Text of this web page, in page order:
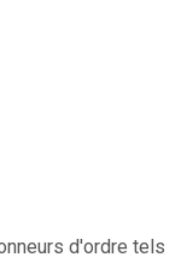
d'ordre tels